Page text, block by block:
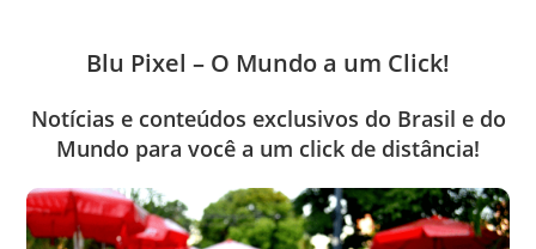
Blu Pixel – O Mundo a um Click!
Notícias e conteúdos exclusivos do Brasil e do
Mundo para você a um click de distância!